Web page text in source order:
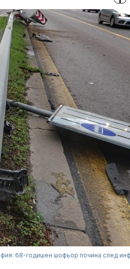
68-годишен шофьор почина след